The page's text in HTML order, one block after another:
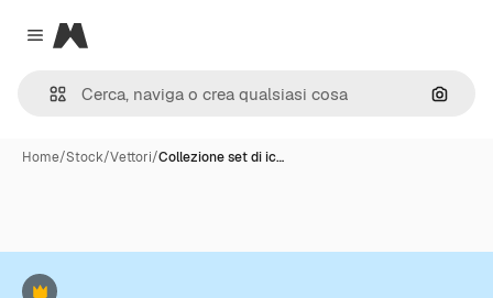
Close menu
Magnific
Cerca
Home/Stock/Vettori/Collezione set di ic…